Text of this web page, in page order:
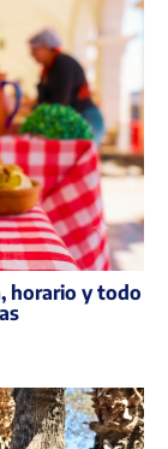
horario y todo